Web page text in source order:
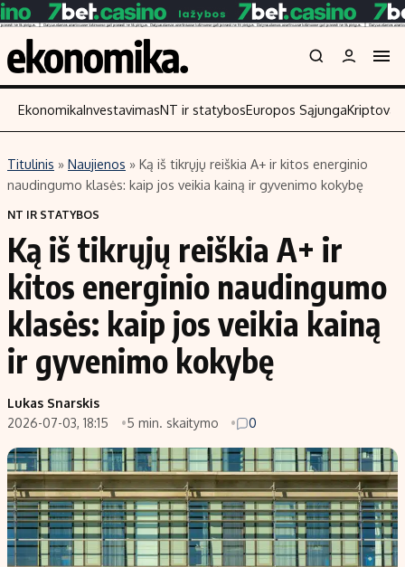
Turinys
Naujienos
Aplinka
Verslas
Energetika
Ekonomika
Politika
NT ir statybos
Skaitykite
Įmonės
Technologijos
Laisvalaikis
Investavimas
Akcijų rinka
Saulės elektrinės
Kriptovaliutos
Nedarbo išmokos skaičiuoklė
Indėliai
Indėlių skaičiuoklė
Būsto finansai
EkonomikaInvestavimasNT ir statybosEuropos Sąjunga
Titulinis » Naujienos » Ką iš tikrųjų reiškia A+ ir kitos energinio
naudingumo klasės: kaip jos veikia kainą ir gyvenimo kokybę
NT IR STATYBOS
Ką iš tikrųjų reiškia A+ ir
kitos energinio naudingumo
klasės: kaip jos veikia kainą
ir gyvenimo kokybę
Lukas Snarskis
2026-07-03, 18:15
5 min. skaitymo 0